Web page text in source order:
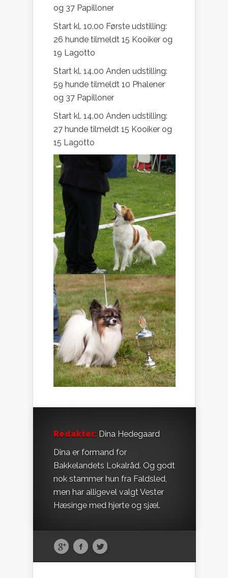
og 37 Papilloner
Start kl. 10.00 Første udstilling:
26 hunde tilmeldt 15 Kooiker og
19 Lagotto
Start kl. 14.00 Anden udstilling:
59 hunde tilmeldt 10 Phalener
og 37 Papilloner
Start kl. 14.00 Anden udstilling:
27 hunde tilmeldt 15 Kooiker og
15 Lagotto
Redaktør: Dina Hedegaard
Dina er formand for
Bakkelandets Lokalråd. Og godt
nok stammer hun fra Faldsled,
men har alligevel valgt Vester
Hæsinge med hjerte og sjæl.